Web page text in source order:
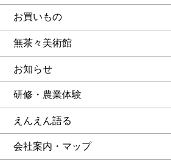
お買いもの
無茶々美術館
お知らせ
研修・農業体験
えんえん語る
会社案内・マップ